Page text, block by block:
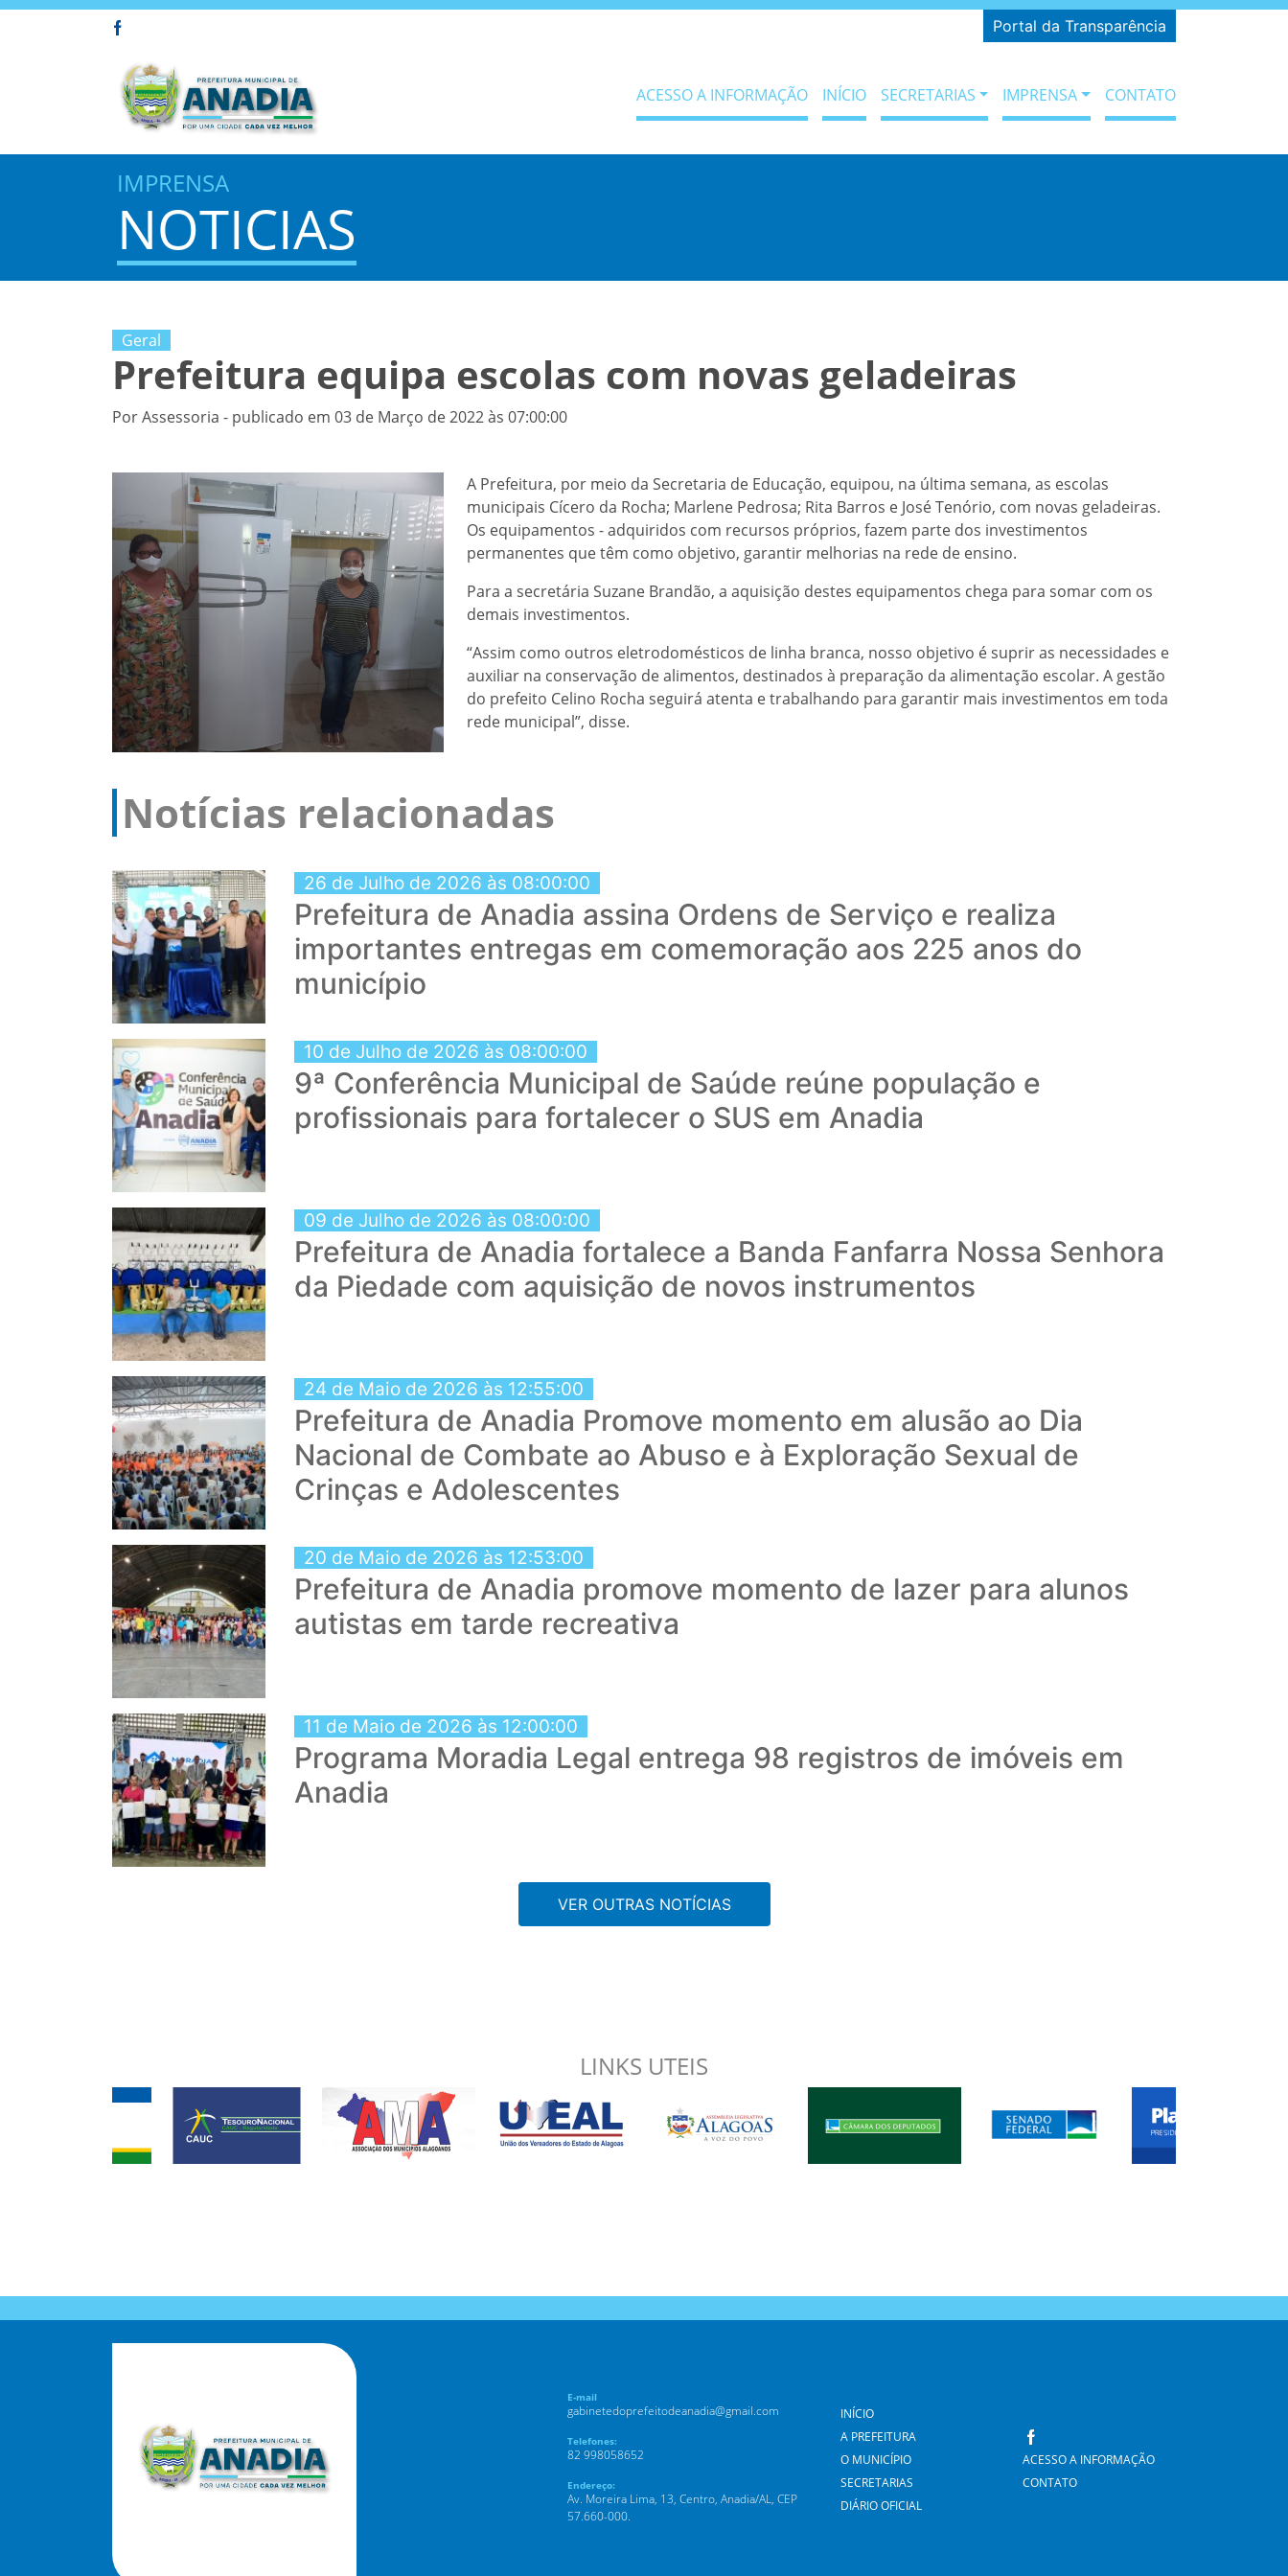
Portal da Transparência
ACESSO A INFORMAÇÃO INÍCIO SECRETARIAS IMPRENSA CONTATO
IMPRENSA
NOTICIAS
Geral
Prefeitura equipa escolas com novas geladeiras
Por Assessoria - publicado em 03 de Março de 2022 às 07:00:00
A Prefeitura, por meio da Secretaria de Educação, equipou, na última semana, as escolas
municipais Cícero da Rocha; Marlene Pedrosa; Rita Barros e José Tenório, com novas geladeiras.
Os equipamentos - adquiridos com recursos próprios, fazem parte dos investimentos
permanentes que têm como objetivo, garantir melhorias na rede de ensino.
Para a secretária Suzane Brandão, a aquisição destes equipamentos chega para somar com os
demais investimentos.
“Assim como outros eletrodomésticos de linha branca, nosso objetivo é suprir as necessidades e
auxiliar na conservação de alimentos, destinados à preparação da alimentação escolar. A gestão
do prefeito Celino Rocha seguirá atenta e trabalhando para garantir mais investimentos em toda
rede municipal”, disse.
Notícias relacionadas
26 de Julho de 2026 às 08:00:00
Prefeitura de Anadia assina Ordens de Serviço e realiza
importantes entregas em comemoração aos 225 anos do
município
10 de Julho de 2026 às 08:00:00
9ª Conferência Municipal de Saúde reúne população e
profissionais para fortalecer o SUS em Anadia
09 de Julho de 2026 às 08:00:00
Prefeitura de Anadia fortalece a Banda Fanfarra Nossa Senhora
da Piedade com aquisição de novos instrumentos
24 de Maio de 2026 às 12:55:00
Prefeitura de Anadia Promove momento em alusão ao Dia
Nacional de Combate ao Abuso e à Exploração Sexual de
Crinças e Adolescentes
20 de Maio de 2026 às 12:53:00
Prefeitura de Anadia promove momento de lazer para alunos
autistas em tarde recreativa
11 de Maio de 2026 às 12:00:00
Programa Moradia Legal entrega 98 registros de imóveis em
Anadia
VER OUTRAS NOTÍCIAS
LINKS UTEIS
E-mail
gabinetedoprefeitodeanadia@gmail.com
Telefones:
82 998058652
Endereço:
Av. Moreira Lima, 13, Centro, Anadia/AL, CEP
57.660-000.
INÍCIO
A PREFEITURA
O MUNICÍPIO
SECRETARIAS
DIÁRIO OFICIAL
ACESSO A INFORMAÇÃO
CONTATO